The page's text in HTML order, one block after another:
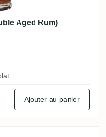
Aged Rum)
Ajouter au panier